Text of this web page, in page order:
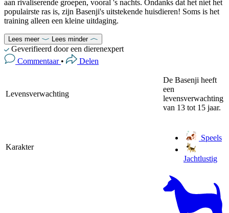
aan rivaliserende groepen, vooral 's nachts. Ondanks dat het niet het
populairste ras is, zijn Basenji's uitstekende huisdieren! Soms is het
training alleen een kleine uitdaging.
Lees meer Lees minder
Geverifieerd door een dierenexpert
Commentaar • Delen
Levensverwachting
De Basenji heeft
een
levensverwachting
van 13 tot 15 jaar.
Karakter
Speels
Jachtlustig